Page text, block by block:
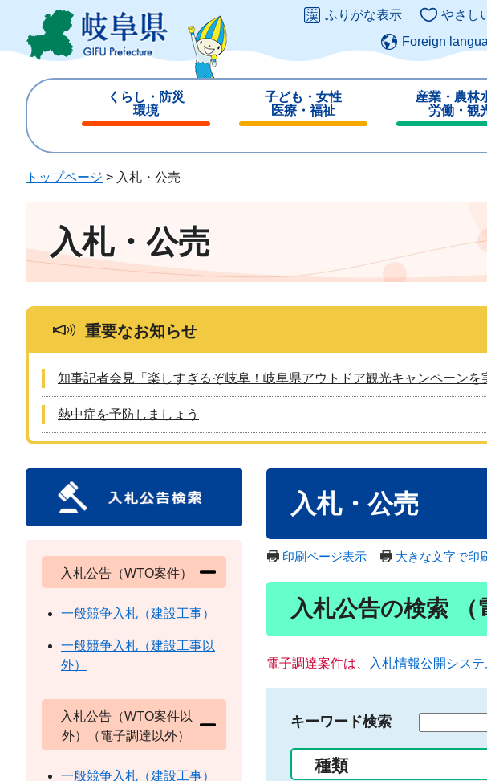
ジ
ュ
ふりがな表示 やさし
Foreign
くらし・防災
環境
じ
子ども・女性
医療・福祉
じ
産業・農林
労働・観
じ
トップページ > 入札・公売
入札・公売
重要なお知らせ
知事記者会見「楽しすぎるぞ岐阜！岐阜県アウトドア観光キャンペーンを
熱中症を予防しましょう
入札・公売
印刷ページ表示 大きな文字で印
入札公告の検索 （
電子調達案件は、 入札情報公開システ
キーワード検索
種類
入札公告（WTO案件）
一般競争入札（建設工事）
一般競争入札（建設工事以
外）
入札公告（WTO案件以
外）（電子調達以外）
一般競争入札（建設工事）